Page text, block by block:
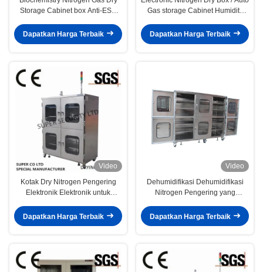
Storage Cabinet box Anti-ESD
Dapatkan Harga Terbaik
Gas storage Cabinet Humidity
Dapatkan Harga Terbaik
Video
Kotak Dry Nitrogen Pengering
Elektronik Elektronik untuk
Dapatkan Harga Terbaik
Video
Dehumidifikasi Dehumidifikasi
Nitrogen Pengering yang
Dapatkan Harga Terbaik